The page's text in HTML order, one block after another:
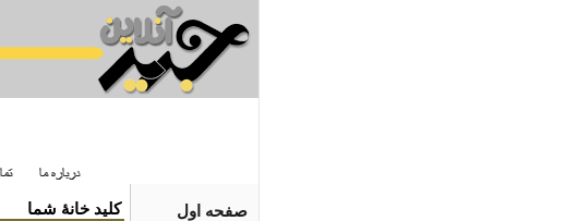
صفحه اول
کلید خانۀ شما